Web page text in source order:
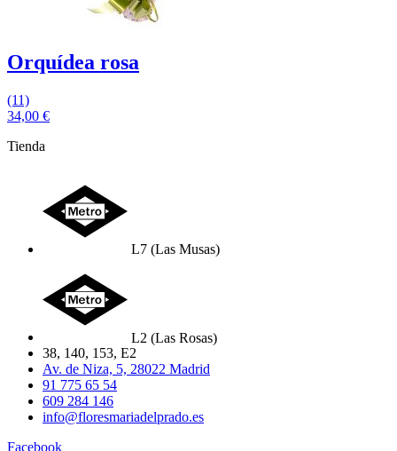
Orquídea rosa
(11)
34,00 €
Tienda
L7 (Las Musas)
L2 (Las Rosas)
38, 140, 153, E2
Av. de Niza, 5, 28022 Madrid
91 775 65 54
609 284 146
info@floresmariadelprado.es
Facebook